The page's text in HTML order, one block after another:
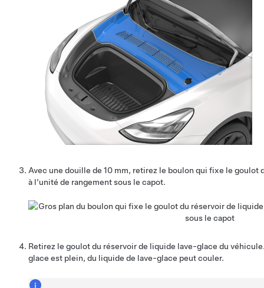
Avec une douille de 10 mm, retirez le boulon qui fixe le goulot
à l’unité de rangement sous le capot.
Retirez le goulot du réservoir de liquide lave-glace du
glace est plein, du liquide de lave-glace peut couler.